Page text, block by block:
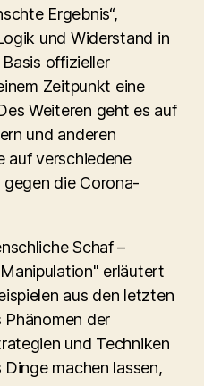
Ergebnis“,
und Widerstand in
offizieller
Zeitpunkt eine
Weiteren geht es auf
und anderen
auf verschiedene
die Corona-
Schaf –
erläutert
aus den letzten
Phänomen der
und Techniken
machen lassen,